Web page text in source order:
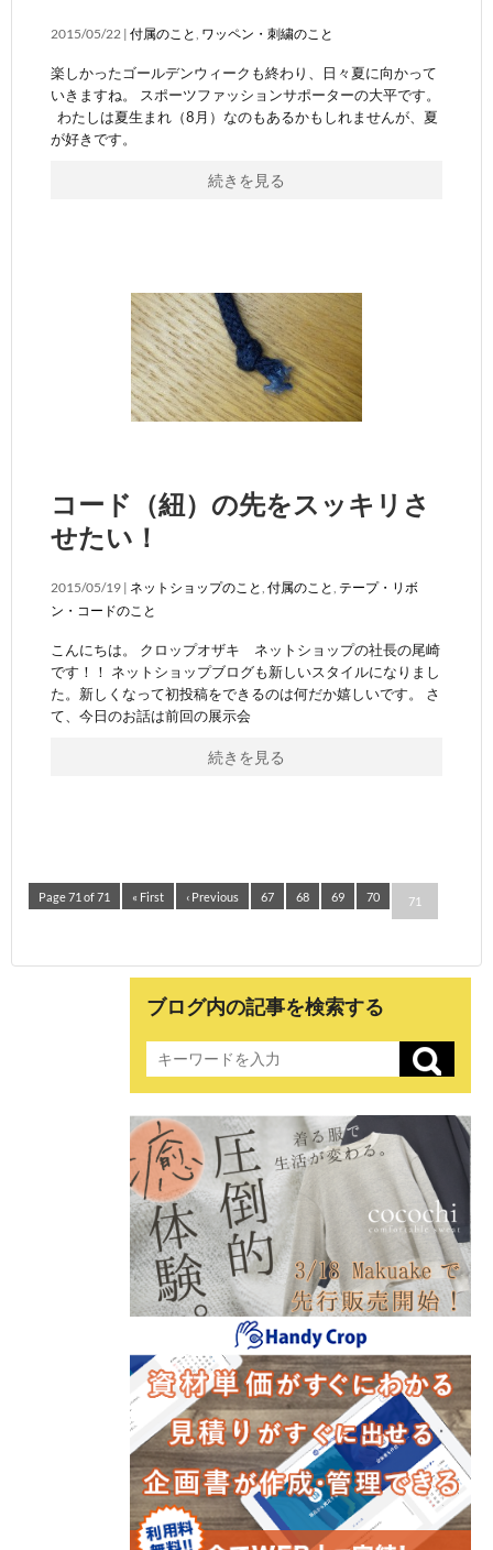
2015/05/22 | 付属のこと ワッペン・刺繍のこと
楽しかったゴールデンウィークも終わり、日々夏に向かって
いきますね。 スポーツファッションサポーターの大平です。
わたしは夏生まれ（8月）なのもあるかもしれませんが、夏
が好きです。
続きを見る
コード（紐）の先をスッキリさ
せたい！
2015/05/19 | ネットショップのこと, 付属のこと, テープ・リボ
ン・コードのこと
こんにちは。 クロップオザキ ネットショップの社長の尾崎
です！！ ネットショップブログも新しいスタイルになりまし
た。新しくなって初投稿をできるのは何だか嬉しいです。 さ
て、今日のお話は前回の展示会
続きを見る
Page 71 of 71 « First ‹ Previous 67 68 69 70 71
ブログ内の記事を検索する